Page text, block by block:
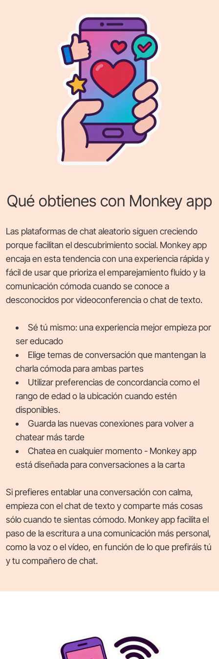
Qué obtienes con Monkey app
Las plataformas de chat aleatorio siguen creciendo
porque facilitan el descubrimiento social. Monkey app
encaja en esta tendencia con una experiencia rápida y
fácil de usar que prioriza el emparejamiento fluido y la
comunicación cómoda cuando se conoce a
desconocidos por videoconferencia o chat de texto.
Sé tú mismo: una experiencia mejor empieza por
ser educado
Elige temas de conversación que mantengan la
charla cómoda para ambas partes
Utilizar preferencias de concordancia como el
rango de edad o la ubicación cuando estén
disponibles.
Guarda las nuevas conexiones para volver a
chatear más tarde
Chatea en cualquier momento - Monkey app
está diseñada para conversaciones a la carta
Si prefieres entablar una conversación con calma,
empieza con el chat de texto y comparte más cosas
sólo cuando te sientas cómodo. Monkey app facilita el
paso de la escritura a una comunicación más personal,
como la voz o el vídeo, en función de lo que prefiráis tú
y tu compañero de chat.